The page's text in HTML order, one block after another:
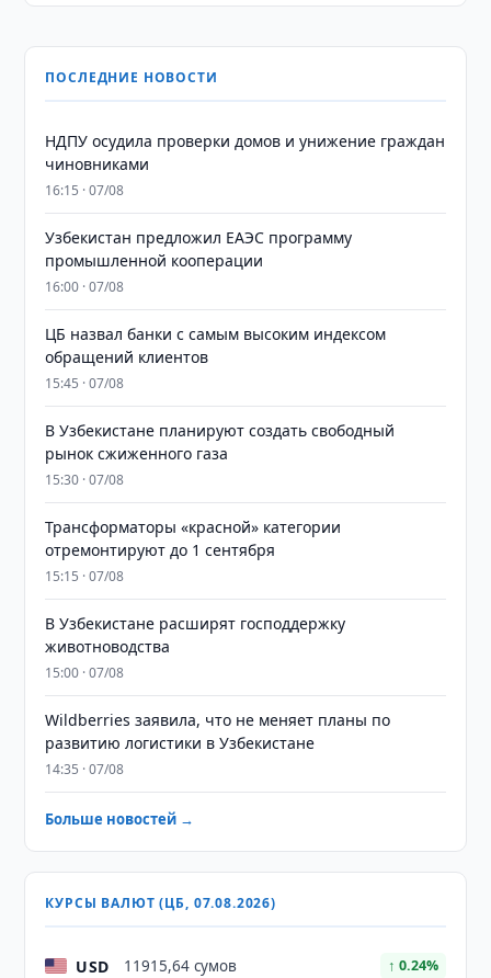
ПОСЛЕДНИЕ НОВОСТИ
НДПУ осудила проверки домов и унижение граждан
чиновниками
16:15 · 07/08
Узбекистан предложил ЕАЭС программу
промышленной кооперации
16:00 · 07/08
ЦБ назвал банки с самым высоким индексом
обращений клиентов
15:45 · 07/08
В Узбекистане планируют создать свободный
рынок сжиженного газа
15:30 · 07/08
Трансформаторы «красной» категории
отремонтируют до 1 сентября
15:15 · 07/08
В Узбекистане расширят господдержку
животноводства
15:00 · 07/08
Wildberries заявила, что не меняет планы по
развитию логистики в Узбекистане
14:35 · 07/08
Больше новостей →
КУРСЫ ВАЛЮТ (ЦБ, 07.08.2026)
USD 11915,64 сумов ↑ 0.24%